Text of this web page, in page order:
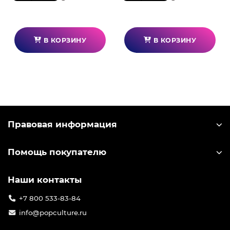
В КОРЗИНУ В КОРЗИНУ
Правовая информация
Помощь покупателю
Наши контакты
+7 800 533-83-84
info@popculture.ru